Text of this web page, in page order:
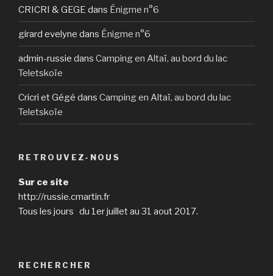
CRICRI & GEGE dans Énigme n°6
girard evelyne dans Énigme n°6
admin-russie dans Camping en Altaï, au bord du lac
Teletskoïe
Cricri et Gégé dans Camping en Altaï, au bord du lac
Teletskoïe
RETROUVEZ-NOUS
Sur ce site
http://russie.cmartin.fr
Tous les jours du 1er juillet au 31 aout 2017.
RECHERCHER